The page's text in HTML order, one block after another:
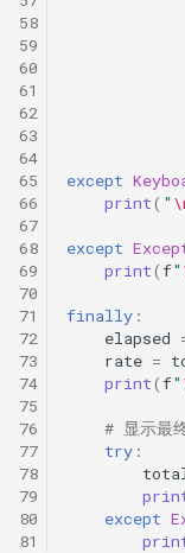
58
59
60
61
62
63
64
65
66
67
68
69
70
71
72
73
74
75
76
77
78
79
80
81
except
print( "
except
print(f"
finally :
elapsed
rate =
print(f"
# 显示最
try :
except